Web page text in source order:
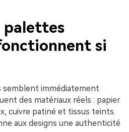
palettes
si
semblent immédiatement
des matériaux réels : papier
cuivre patiné et tissus teints.
aux designs une authenticité